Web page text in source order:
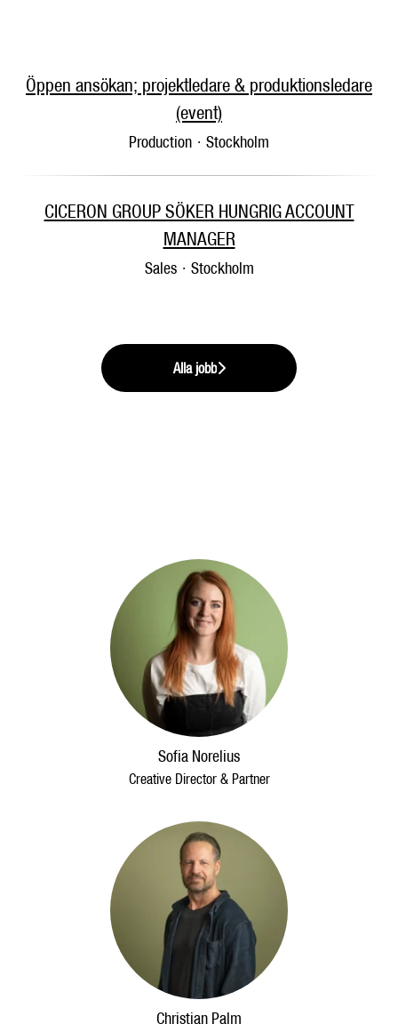
Öppen ansökan; projektledare & produktionsledare
(event)
Production · Stockholm
CICERON GROUP SÖKER HUNGRIG ACCOUNT
MANAGER
Sales · Stockholm
Alla jobb
Sofia Norelius
Creative Director & Partner
Christian Palm